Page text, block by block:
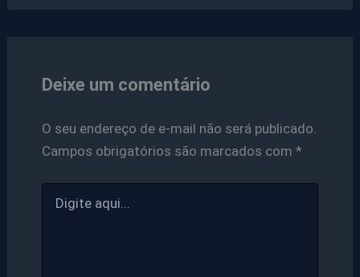
Deixe um comentário
O seu endereço de e-mail não será publicado.
Campos obrigatórios são marcados com *
aqui...